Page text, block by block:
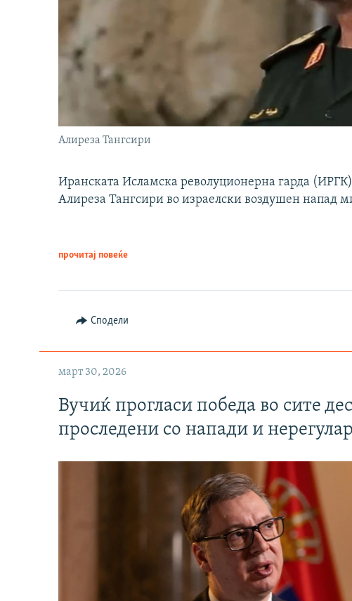
Алиреза Тангсири
Иранската Исламска револуционерна гарда
Алиреза Тангсири во израелски воздушен напад
прочитај повеќе
Сподели
март 30, 2026
Вучиќ прогласи победа во сите
проследени со напади и